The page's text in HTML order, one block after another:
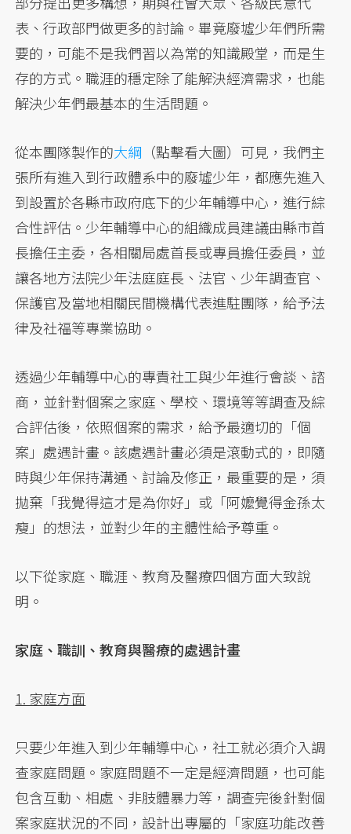
表、行政部門做更多的討論。畢竟廢墟少年們所需
要的，可能不是我們習以為常的知識殿堂，而是生
存的方式。職涯的穩定除了能解決經濟需求，也能
解決少年們最基本的生活問題。
從本團隊製作的大綱 （點擊看大圖）可見，我們主
張所有進入到行政體系中的廢墟少年，都應先進入
到設置於各縣市政府底下的少年輔導中心，進行綜
合性評估。少年輔導中心的組織成員建議由縣市首
長擔任主委，各相關局處首長或專員擔任委員，並
讓各地方法院少年法庭庭長、法官、少年調查官、
保護官及當地相關民間機構代表進駐團隊，給予法
律及社福等專業協助。
透過少年輔導中心的專責社工與少年進行會談、諮
商，並針對個案之家庭、學校、環境等等調查及綜
合評估後，依照個案的需求，給予最適切的「個
案」處遇計畫。該處遇計畫必須是滾動式的，即隨
時與少年保持溝通、討論及修正，最重要的是，須
拋棄「我覺得這才是為你好」或「阿嬤覺得金孫太
瘦」的想法，並對少年的主體性給予尊重。
以下從家庭、職涯、教育及醫療四個方面大致說
明。
家庭、職訓、教育與醫療的處遇計畫
1. 家庭方面
只要少年進入到少年輔導中心，社工就必須介入調
查家庭問題。家庭問題不一定是經濟問題，也可能
包含互動、相處、非肢體暴力等，調查完後針對個
案家庭狀況的不同，設計出專屬的「家庭功能改善